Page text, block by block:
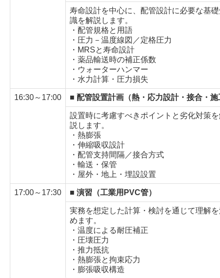
寿命設計を中心に、配管設計に必要な基
識を解説します。
・配管規格と用語
・圧力－温度線図／定格圧力
・MRSと寿命設計
・薬品輸送時の補正係数
・ウォーターハンマー
・水力計算・圧力損失
16:30～17:00 ■ 配管設置計画（熱・応力設計・接合・施
設置時に考慮すべきポイントと劣化対策
説します。
・熱膨張
・伸縮吸収設計
・配管支持間隔／接合方式
・輸送・保管
・屋外・地上・埋設設置
17:00～17:30 ■ 演習（工業用PVC管）
実務を想定した計算・検討を通じて理解
めます。
・温度による耐圧補正
・圧壊圧力
・推力抵抗
・熱膨張と拘束応力
・膨張吸収構造